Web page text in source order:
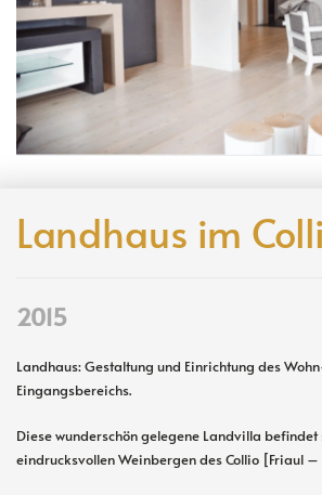
Landhaus im
2015
Landhaus: Gestaltung und Einrichtung des
Eingangsbereichs.
Diese wunderschön gelegene Landvilla befindet
eindrucksvollen Weinbergen des Collio [Friaul